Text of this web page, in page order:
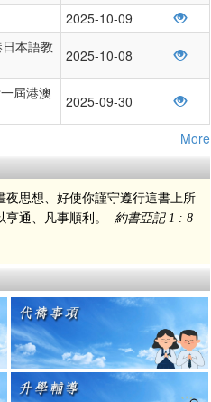
2025-10-09
本語教
2025-10-08
屆港澳
2025-09-30
More
思想、好使你謹守遵行這書上所
亨通、凡事順利。 約書亞記 1 : 8